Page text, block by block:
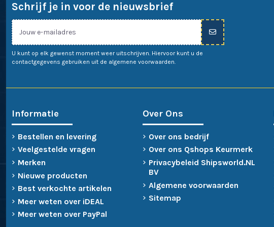
Schrijf je in voor de nieuwsbrief
U kunt op elk gewenst moment weer uitschrijven. Hiervoor kunt u de
contactgegevens gebruiken uit de algemene voorwaarden.
Informatie
Bestellen en levering
Veelgestelde vragen
Merken
Nieuwe producten
Best verkochte artikelen
Meer weten over iDEAL
Meer weten over PayPal
Over Ons
Over ons bedrijf
Over ons Qshops Keurmerk
Privacybeleid Shipsworld.NL
BV
Algemene voorwaarden
Sitemap